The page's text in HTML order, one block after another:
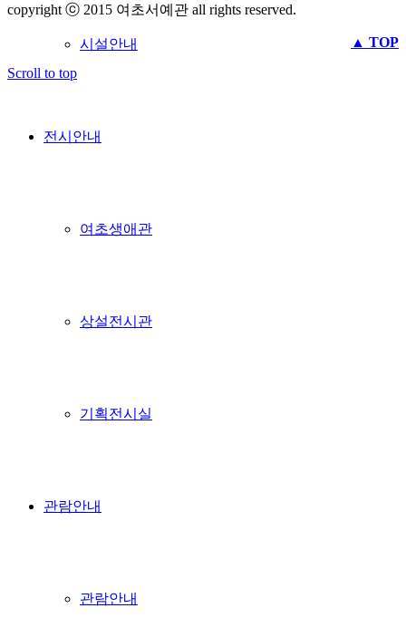
시설안내
전시안내
여초생애관
상설전시관
기획전시실
관람안내
관람안내
copyright ⓒ 2015 여초서예관 all rights reserved.
▲ TOP
Scroll to top